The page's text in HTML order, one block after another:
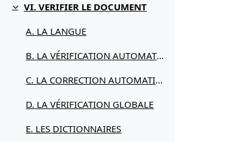
Replier
VI. VERIFIER LE DOCUMENT
A. LA LANGUE
B. LA VÉRIFICATION AUTOMATIQUE EN COURS DE FRAPPE
C. LA CORRECTION AUTOMATIQUE EN COURS DE FRAPPE
D. LA VÉRIFICATION GLOBALE
E. LES DICTIONNAIRES